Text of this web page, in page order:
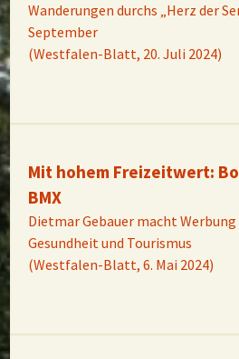
Wanderungen durchs „Herz der
September
(Westfalen-Blatt, 20. Juli 2024)
Mit hohem Freizeitwert:
BMX
Dietmar Gebauer macht
Gesundheit und Tourismus
(Westfalen-Blatt, 6. Mai 2024)